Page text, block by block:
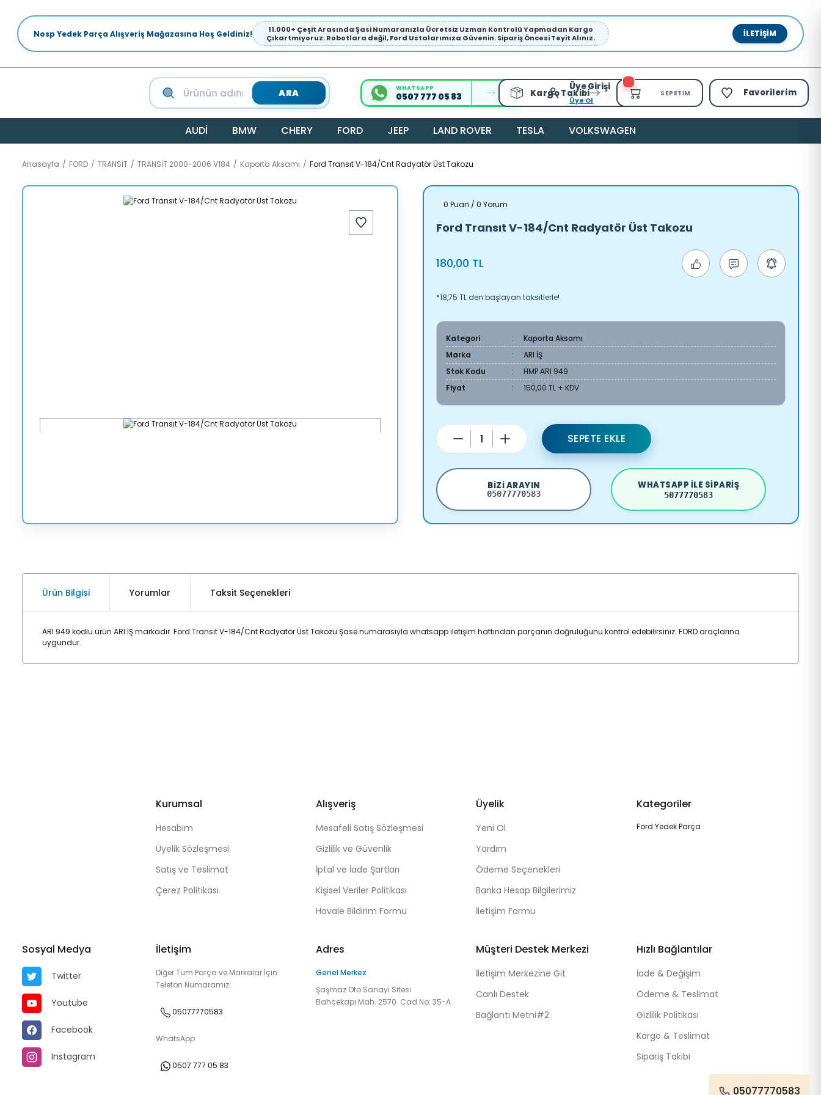
Nosp Yedek Parça Alışveriş Mağazasına Hoş Geldiniz!
11.000+ Çeşit Arasında Şasi Numaranızla Ücretsiz Uzman Kontrolü Yapmadan Kargo
Çıkartmıyoruz. Robotlara değil, Ford Ustalarımıza Güvenin. Sipariş Öncesi Teyit Alınız.
İLETIŞIM
ARA WHATSAPP
0507 777 05 83 Kargo Takibi
Üye Girişi
Üye Ol
SEPETIM Favorilerim
AUDİ BMW CHERY FORD JEEP LAND ROVER TESLA VOLKSWAGEN
Anasayfa FORD TRANSİT TRANSİT 2000-2006 V184 Kaporta Aksamı Ford Transıt V-184/Cnt Radyatör Üst Takozu
0 Puan / 0 Yorum
Ford Transıt V-184/Cnt Radyatör Üst Takozu
180,00 TL
*18,75 TL den başlayan taksitlerle!
Kategori
Kaporta Aksamı
Marka
ARI İŞ
Stok Kodu
HMP ARI 949
Fiyat
150,00 TL + KDV
SEPETE EKLE
BIZI ARAYIN
05077770583
WHATSAPP ILE SIPARIŞ
5077770583
Ürün Bilgisi Yorumlar Taksit Seçenekleri
ARI 949 kodlu ürün ARI İŞ markadır. Ford Transıt V-184/Cnt Radyatör Üst Takozu Şase numarasıyla whatsapp iletişim hattından parçanın doğruluğunu kontrol edebilirsiniz. FORD araçlarına
uygundur.
Kurumsal
Hesabım
Üyelik Sözleşmesi
Satış ve Teslimat
Çerez Politikası
Alışveriş
Mesafeli Satış Sözleşmesi
Gizlilik ve Güvenlik
İptal ve İade Şartları
Kişisel Veriler Politikası
Havale Bildirim Formu
Üyelik
Yeni Ol
Yardım
Ödeme Seçenekleri
Banka Hesap Bilgilerimiz
İletişim Formu
Kategoriler
Ford Yedek Parça
Sosyal Medya
Twitter
Youtube
Facebook
Instagram
İletişim
Diğer Tüm Parça ve Markalar İçin
Telefon Numaramız:
05077770583
WhatsApp
0507 777 05 83
Adres
Genel Merkez
Şaşmaz Oto Sanayi Sitesi
Bahçekapı Mah. 2570. Cad No: 35-A
Müşteri Destek Merkezi
İletişim Merkezine Git
Canlı Destek
Bağlantı Metni#2
Hızlı Bağlantılar
İade & Değişim
Ödeme & Teslimat
Gizlilik Politikası
Kargo & Teslimat
Sipariş Takibi
05077770583